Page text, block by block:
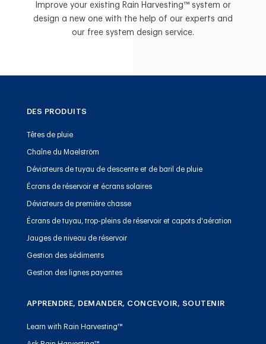
Improve your existing Rain Harvesting™ system or
design a new one with the help of our experts and
our free system design service.
DES PRODUITS
Têtes de pluie
Chaîne du Maelström
Déviateurs de tuyau de descente et de baril de pluie
Écrans de réservoir et écrans solaires
Déviateurs de première chasse
Écrans de tuyau, trop-pleins de réservoir et capots d'aération
Jauges de niveau de réservoir
Gestion des sédiments
Gestion des lignes payantes
APPRENDRE, DEMANDER, CONCEVOIR, SOUTENIR
Learn with Rain Harvesting™